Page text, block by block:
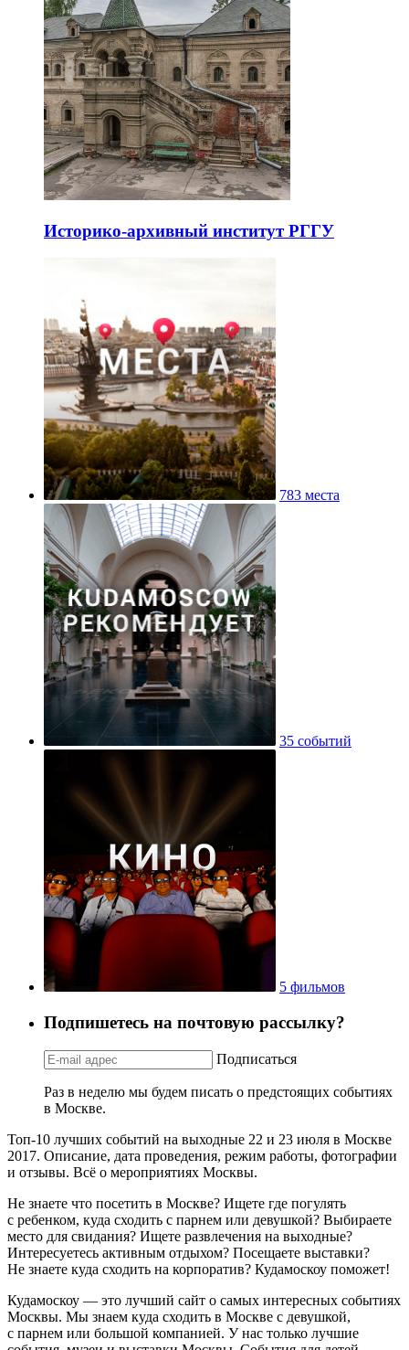
Историко-архивный институт РГГУ
783 места
35 событий
5 фильмов
Подпишетесь на почтовую рассылку?
Подписаться
Раз в неделю мы будем писать о предстоящих событиях
в Москве.
Топ-10 лучших событий на выходные 22 и 23 июля в Москве
2017. Описание, дата проведения, режим работы, фотографии
и отзывы. Всё о мероприятиях Москвы.
Не знаете что посетить в Москве? Ищете где погулять
с ребенком, куда сходить с парнем или девушкой? Выбираете
место для свидания? Ищете развлечения на выходные?
Интересуетесь активным отдыхом? Посещаете выставки?
Не знаете куда сходить на корпоратив? Кудамоскоу поможет!
Кудамоскоу — это лучший сайт о самых интересных событиях
Москвы. Мы знаем куда сходить в Москве с девушкой,
с парнем или большой компанией. У нас только лучшие